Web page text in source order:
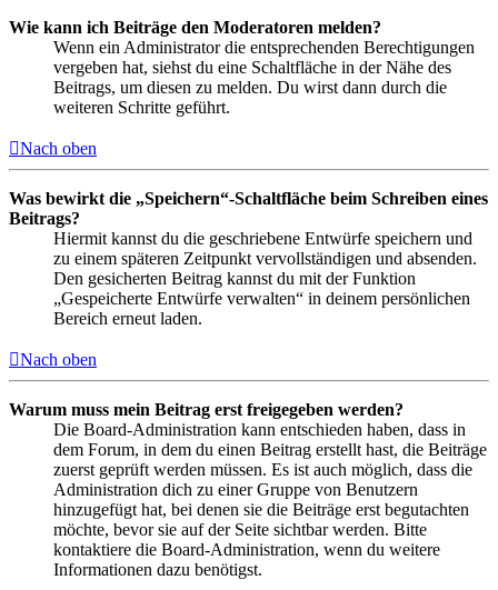
Wie kann ich Beiträge den Moderatoren melden?
Wenn ein Administrator die entsprechenden Berechtigungen
vergeben hat, siehst du eine Schaltfläche in der Nähe des
Beitrags, um diesen zu melden. Du wirst dann durch die
weiteren Schritte geführt.
Nach oben
Was bewirkt die „Speichern“-Schaltfläche beim Schreiben eines
Beitrags?
Hiermit kannst du die geschriebene Entwürfe speichern und
zu einem späteren Zeitpunkt vervollständigen und absenden.
Den gesicherten Beitrag kannst du mit der Funktion
„Gespeicherte Entwürfe verwalten“ in deinem persönlichen
Bereich erneut laden.
Nach oben
Warum muss mein Beitrag erst freigegeben werden?
Die Board-Administration kann entschieden haben, dass in
dem Forum, in dem du einen Beitrag erstellt hast, die Beiträge
zuerst geprüft werden müssen. Es ist auch möglich, dass die
Administration dich zu einer Gruppe von Benutzern
hinzugefügt hat, bei denen sie die Beiträge erst begutachten
möchte, bevor sie auf der Seite sichtbar werden. Bitte
kontaktiere die Board-Administration, wenn du weitere
Informationen dazu benötigst.